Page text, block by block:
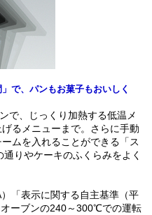
で、パンもお菓子もおいしく
、じっくり加熱する低温メ
るメニューまで。さらに手動
ムを入れることができる「ス
りやケーキのふくらみをよく
「表示に関する自主基準（平
ーブンの240～300℃での運転